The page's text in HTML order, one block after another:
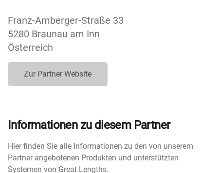
Franz-Amberger-Straße 33
5280 Braunau am Inn
Österreich
Zur Partner Website
Informationen zu diesem Partner
Hier finden Sie alle Informationen zu den von unserem
Partner angebotenen Produkten und unterstützten
Systemen von Great Lengths.